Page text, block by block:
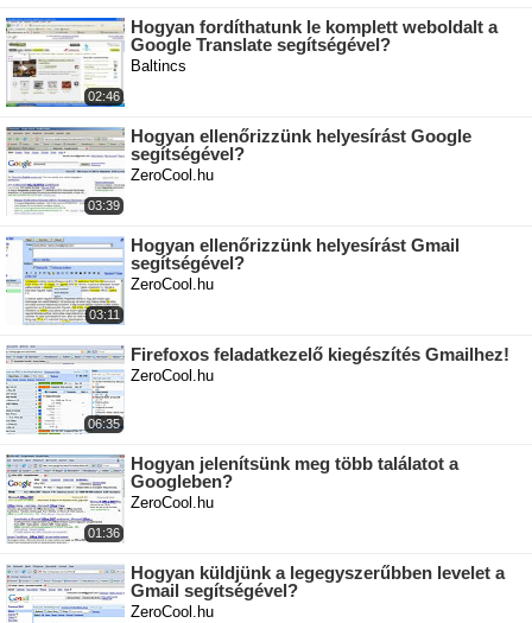
02:46
Hogyan fordíthatunk le komplett weboldalt a
Google Translate segítségével?
Baltincs
03:39
Hogyan ellenőrizzünk helyesírást Google
segítségével?
ZeroCool.hu
03:11
Hogyan ellenőrizzünk helyesírást Gmail
segítségével?
ZeroCool.hu
06:35
Firefoxos feladatkezelő kiegészítés Gmailhez!
ZeroCool.hu
01:36
Hogyan jelenítsünk meg több találatot a
Googleben?
ZeroCool.hu
Hogyan küldjünk a legegyszerűbben levelet a
Gmail segítségével?
ZeroCool.hu